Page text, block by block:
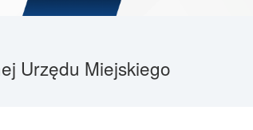
Urzędu Miejskiego